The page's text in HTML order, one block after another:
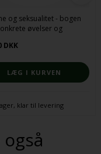
og seksualitet - bogen
øvelser og
DKK
klar til levering